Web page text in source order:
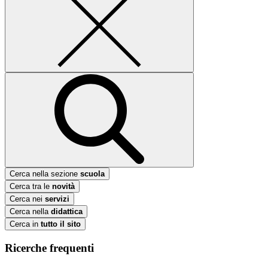
Cerca nella sezione scuola
Cerca tra le novità
Cerca nei servizi
Cerca nella didattica
Cerca in tutto il sito
Ricerche frequenti